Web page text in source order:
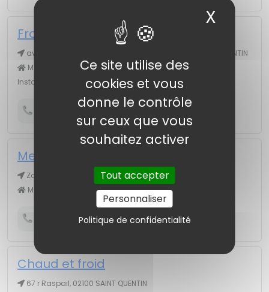
Ce site utilise des
cookies et vous
donne le contrôle
sur ceux que vous
souhaitez activer
Tout accepter
Personnaliser
Politique de confidentialité
X
Froid Picard (Le)
av Archimède, ZAC Bois de la Chocque, 02100 SAINT QUENTIN
Matériel pour froid industriel # Chambres froides #
Installations frigorifiques # Matériel pour restaurants
Obtenir le numéro de téléphone
Mensa Concept
Zone Artisanale, 02760 HOLNON
Matériel pour cafés, bars, brasseries
Obtenir le numéro de téléphone
Chaud et froid
67 r Raspail, 02100 SAINT QUENTIN